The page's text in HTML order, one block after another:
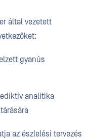
által vezetett
gyanús
analitika
az észlelési tervezés